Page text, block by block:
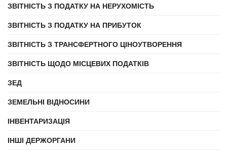
ЗВІТНІСТЬ З ПОДАТКУ НА НЕРУХОМІСТЬ
ЗВІТНІСТЬ З ПОДАТКУ НА ПРИБУТОК
ЗВІТНІСТЬ З ТРАНСФЕРТНОГО ЦІНОУТВОРЕННЯ
ЗВІТНІСТЬ ЩОДО МІСЦЕВИХ ПОДАТКІВ
ЗЕД
ЗЕМЕЛЬНІ ВІДНОСИНИ
ІНВЕНТАРИЗАЦІЯ
ІНШІ ДЕРЖОРГАНИ